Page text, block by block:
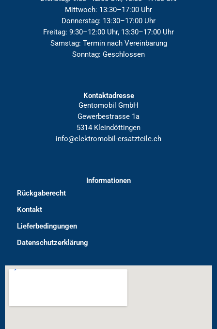
Mittwoch: 13:30–17:00 Uhr
Donnerstag: 13:30–17:00 Uhr
Freitag: 9:30–12:00 Uhr, 13:30–17:00 Uhr
Samstag: Termin nach Vereinbarung
Sonntag: Geschlossen
Kontaktadresse
Gentomobil GmbH
Gewerbestrasse 1a
5314 Kleindöttingen
info@elektromobil-ersatzteile.ch
Informationen
Rückgaberecht
Kontakt
Lieferbedingungen
Datenschutzerklärung